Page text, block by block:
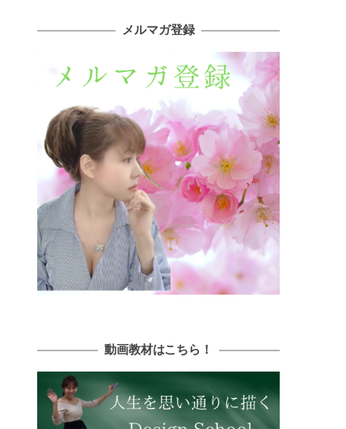
メルマガ登録
動画教材はこちら！